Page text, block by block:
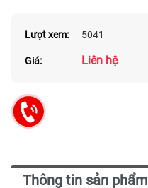
Lượt xem: 5041
Giá: Liên hệ
Thông tin sản phẩm